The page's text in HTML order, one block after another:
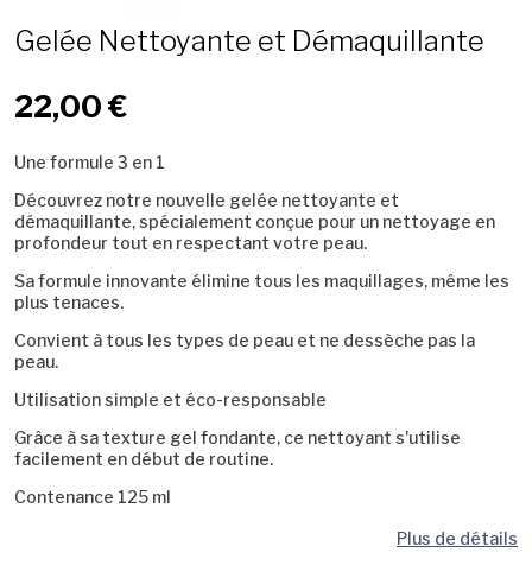
Gelée Nettoyante et Démaquillante
22,00 €
Une formule 3 en 1
Découvrez notre nouvelle gelée nettoyante et
démaquillante, spécialement conçue pour un nettoyage en
profondeur tout en respectant votre peau.
Sa formule innovante élimine tous les maquillages, même les
plus tenaces.
Convient à tous les types de peau et ne dessèche pas la
peau.
Utilisation simple et éco-responsable
Grâce à sa texture gel fondante, ce nettoyant s'utilise
facilement en début de routine.
Contenance 125 ml
Plus de détails